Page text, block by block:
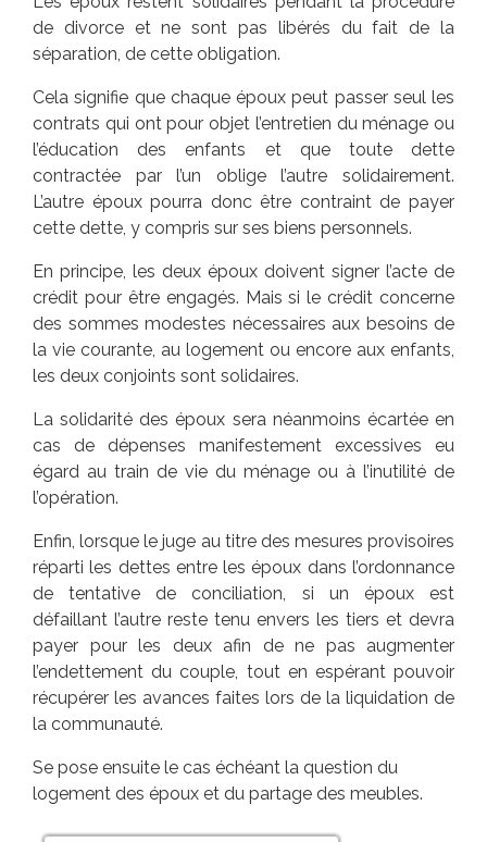
de divorce et ne sont pas libérés du fait de la
séparation, de cette obligation.
Cela signifie que chaque époux peut passer seul les
contrats qui ont pour objet l’entretien du ménage ou
l’éducation des enfants et que toute dette
contractée par l’un oblige l’autre solidairement.
L’autre époux pourra donc être contraint de payer
cette dette, y compris sur ses biens personnels.
En principe, les deux époux doivent signer l’acte de
crédit pour être engagés. Mais si le crédit concerne
des sommes modestes nécessaires aux besoins de
la vie courante, au logement ou encore aux enfants,
les deux conjoints sont solidaires.
La solidarité des époux sera néanmoins écartée en
cas de dépenses manifestement excessives eu
égard au train de vie du ménage ou à l’inutilité de
l’opération.
Enfin, lorsque le juge au titre des mesures provisoires
réparti les dettes entre les époux dans l’ordonnance
de tentative de conciliation, si un époux est
défaillant l’autre reste tenu envers les tiers et devra
payer pour les deux afin de ne pas augmenter
l’endettement du couple, tout en espérant pouvoir
récupérer les avances faites lors de la liquidation de
la communauté.
Se pose ensuite le cas échéant la question du
logement des époux et du partage des meubles.